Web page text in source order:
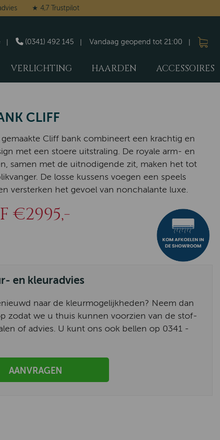
★ 4,7 Trustpilot
Vandaag geopend tot 21:00
(0341) 492 145
VERLICHTING HAARDEN ACCESSOIRES
CLIFF
Cliff bank combineert een krachtig en
met een stoere uitstraling. De royale arm- en
samen met de uitnodigende zit, maken het tot
De losse kussens voegen een speels
versterken het gevoel van nonchalante luxe.
€2995,-
en kleuradvies
naar de kleurmogelijkheden? Neem dan
zodat we u thuis kunnen voorzien van de stof-
of advies. U kunt ons ook bellen op 0341 -
AANVRAGEN